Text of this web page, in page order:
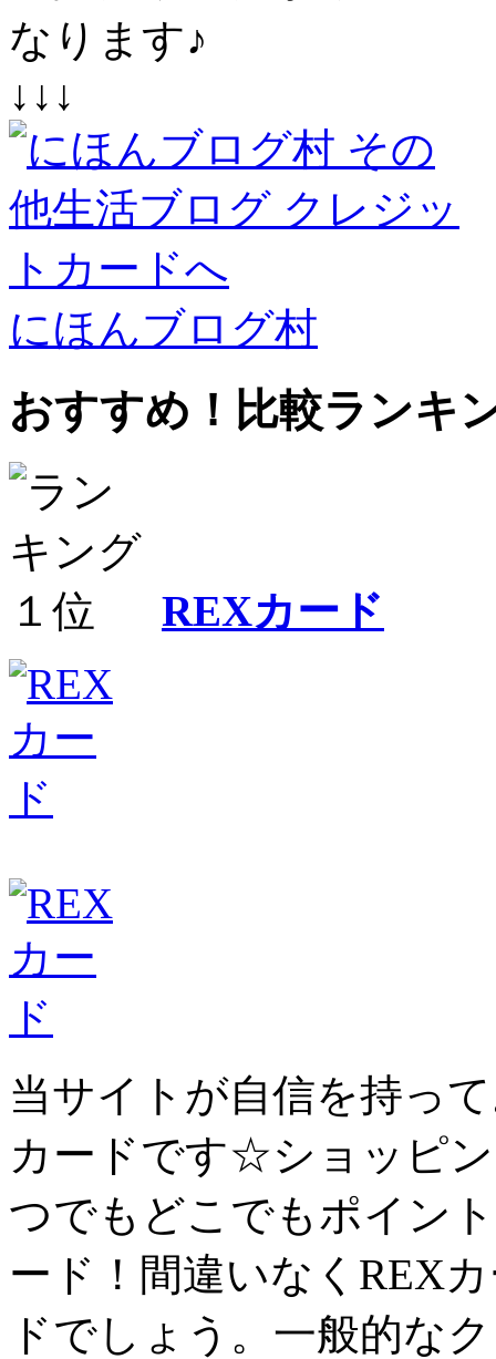
なります♪
↓↓↓
にほんブログ村
おすすめ！比較ランキ
REXカード
当サイトが自信を持っ
カードです☆ショッピ
つでもどこでもポイン
ード！間違いなくREX
ドでしょう。一般的な